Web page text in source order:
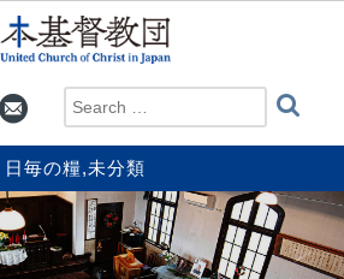
日毎の糧,未分類